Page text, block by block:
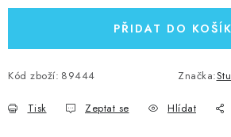
PŘIDAT DO
Kód zboží: 89444 Značka:
Tisk Zeptat se Hlídat